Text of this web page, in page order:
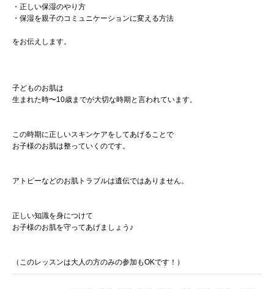
・正しい保湿のやり方
・保湿を親子のコミュニケーションに変える方法
をお伝えします。
子どものお肌は
生まれた時〜10歳までが大切な時期と言われています。
この時期に正しいスキンケアをしてあげることで
お子様のお肌は整っていくのです。
アトピーなどのお肌トラブルは遺伝ではありません。
正しい知識を身につけて
お子様のお肌を守ってあげましょう♪
（このレッスンは大人の方のみの参加もOKです！）